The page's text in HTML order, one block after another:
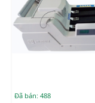
Đã bán: 488